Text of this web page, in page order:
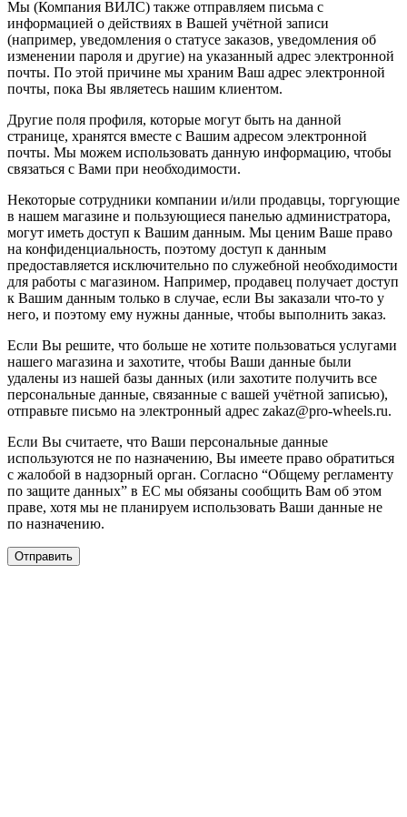
Мы (Компания ВИЛС) также отправляем письма с
информацией о действиях в Вашей учётной записи
(например, уведомления о статусе заказов, уведомления об
изменении пароля и другие) на указанный адрес электронной
почты. По этой причине мы храним Ваш адрес электронной
почты, пока Вы являетесь нашим клиентом.
Другие поля профиля, которые могут быть на данной
странице, хранятся вместе с Вашим адресом электронной
почты. Мы можем использовать данную информацию, чтобы
связаться с Вами при необходимости.
Некоторые сотрудники компании и/или продавцы, торгующие
в нашем магазине и пользующиеся панелью администратора,
могут иметь доступ к Вашим данным. Мы ценим Ваше право
на конфиденциальность, поэтому доступ к данным
предоставляется исключительно по служебной необходимости
для работы с магазином. Например, продавец получает доступ
к Вашим данным только в случае, если Вы заказали что-то у
него, и поэтому ему нужны данные, чтобы выполнить заказ.
Если Вы решите, что больше не хотите пользоваться услугами
нашего магазина и захотите, чтобы Ваши данные были
удалены из нашей базы данных (или захотите получить все
персональные данные, связанные с вашей учётной записью),
отправьте письмо на электронный адрес zakaz@pro-wheels.ru.
Если Вы считаете, что Ваши персональные данные
используются не по назначению, Вы имеете право обратиться
с жалобой в надзорный орган. Согласно “Общему регламенту
по защите данных” в ЕС мы обязаны сообщить Вам об этом
праве, хотя мы не планируем использовать Ваши данные не
по назначению.
Отправить